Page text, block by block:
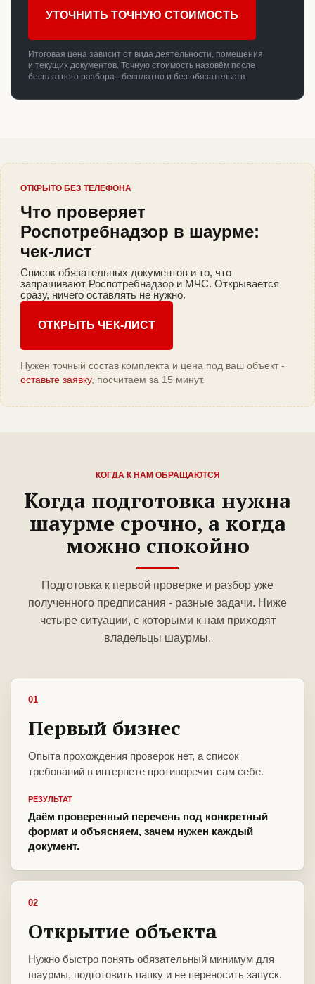
УТОЧНИТЬ ТОЧНУЮ СТОИМОСТЬ
Итоговая цена зависит от вида деятельности, помещения
и текущих документов. Точную стоимость назовём после
бесплатного разбора - бесплатно и без обязательств.
ОТКРЫТО БЕЗ ТЕЛЕФОНА
Что проверяет
Роспотребнадзор в шаурме:
чек-лист
Список обязательных документов и то, что
запрашивают Роспотребнадзор и МЧС. Открывается
сразу, ничего оставлять не нужно.
ОТКРЫТЬ ЧЕК-ЛИСТ
Нужен точный состав комплекта и цена под ваш объект -
оставьте заявку, посчитаем за 15 минут.
КОГДА К НАМ ОБРАЩАЮТСЯ
Когда подготовка нужна
шаурме срочно, а когда
можно спокойно
Подготовка к первой проверке и разбор уже
полученного предписания - разные задачи. Ниже
четыре ситуации, с которыми к нам приходят
владельцы шаурмы.
01
Первый бизнес
Опыта прохождения проверок нет, а список
требований в интернете противоречит сам себе.
РЕЗУЛЬТАТ
Даём проверенный перечень под конкретный
формат и объясняем, зачем нужен каждый
документ.
02
Открытие объекта
Нужно быстро понять обязательный минимум для
шаурмы, подготовить папку и не переносить запуск.